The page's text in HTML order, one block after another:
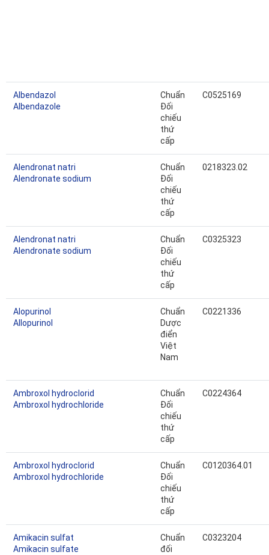
Albendazol
Albendazole
Chuẩn
Đối
chiếu
thứ
cấp
C0525169
Alendronat natri
Alendronate sodium
Chuẩn
Đối
chiếu
thứ
cấp
0218323.02
Alendronat natri
Alendronate sodium
Chuẩn
Đối
chiếu
thứ
cấp
C0325323
Alopurinol
Allopurinol
Chuẩn
Dược
điển
Việt
Nam
C0221336
Ambroxol hydroclorid
Ambroxol hydrochloride
Chuẩn
Đối
chiếu
thứ
cấp
C0224364
Ambroxol hydroclorid
Ambroxol hydrochloride
Chuẩn
Đối
chiếu
thứ
cấp
C0120364.01
Amikacin sulfat
Amikacin sulfate
Chuẩn
đối
C0323204